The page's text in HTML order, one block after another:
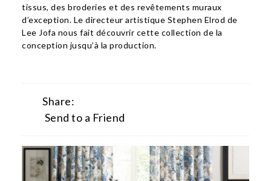
tissus, des broderies et des revêtements muraux
d’exception. Le directeur artistique Stephen Elrod de
Lee Jofa nous fait découvrir cette collection de la
conception jusqu’à la production.
Share:
Send to a Friend